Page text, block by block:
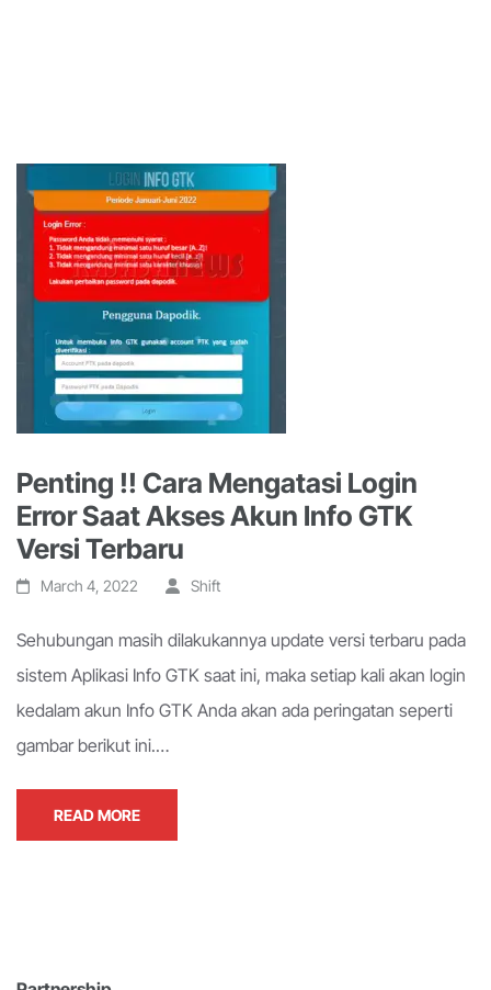
Penting !! Cara Mengatasi Login
Error Saat Akses Akun Info GTK
Versi Terbaru
March 4, 2022 Shift
Sehubungan masih dilakukannya update versi terbaru pada
sistem Aplikasi Info GTK saat ini, maka setiap kali akan login
kedalam akun Info GTK Anda akan ada peringatan seperti
gambar berikut ini.…
READ MORE